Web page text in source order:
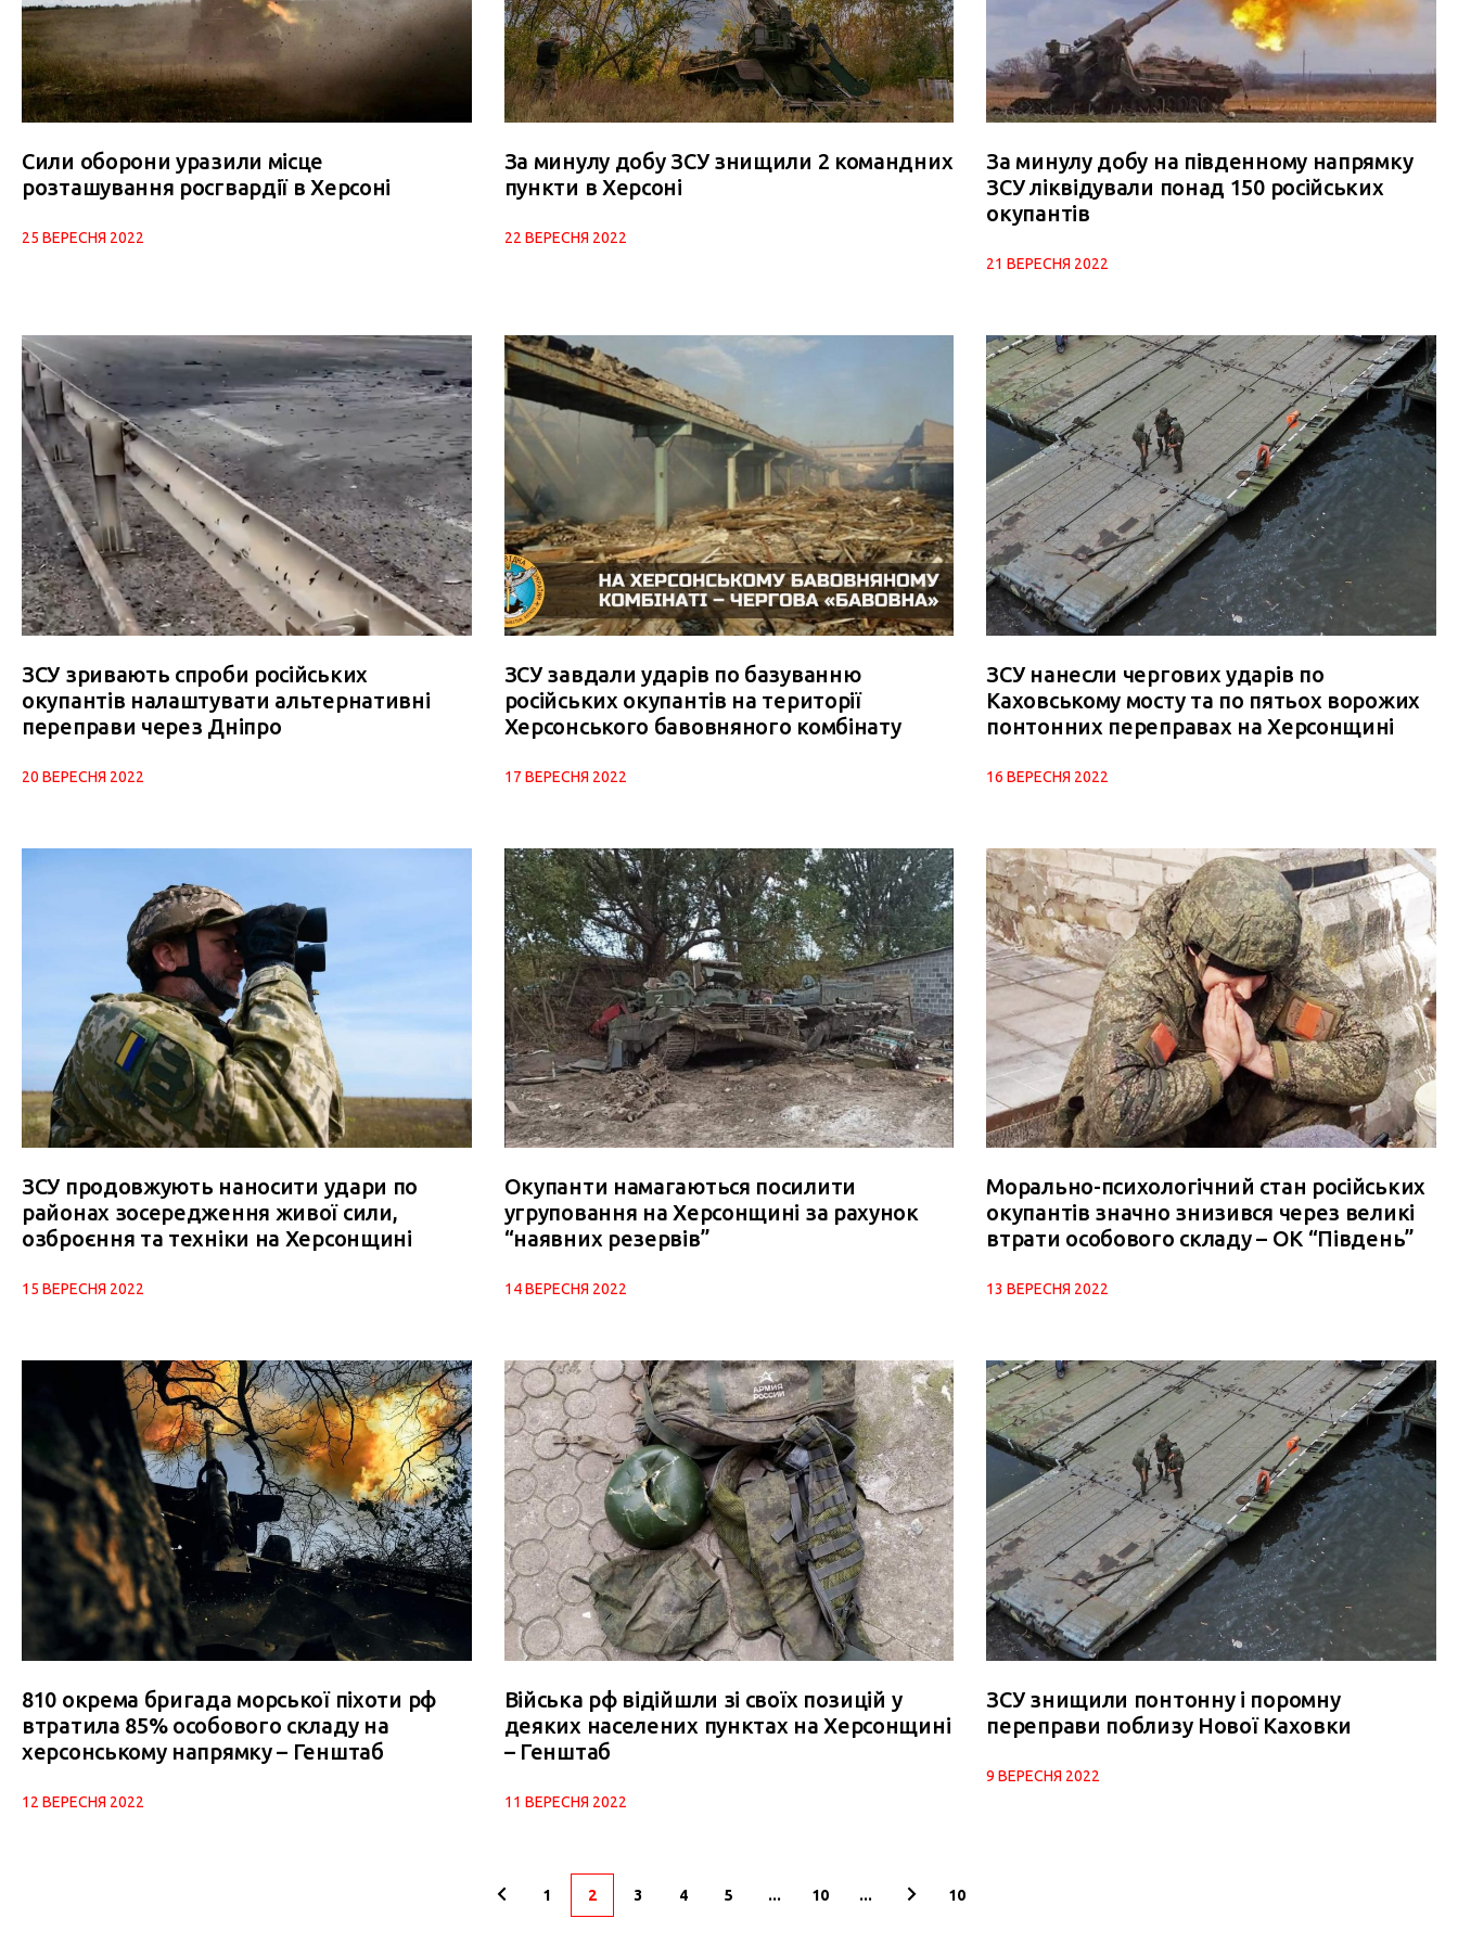
Сили оборони уразили місце
розташування росгвардії в Херсоні
25 ВЕРЕСНЯ 2022
За минулу добу ЗСУ знищили 2 командних
пункти в Херсоні
22 ВЕРЕСНЯ 2022
За минулу добу на південному напрямку
ЗСУ ліквідували понад 150 російських
окупантів
21 ВЕРЕСНЯ 2022
ЗСУ зривають спроби російських
окупантів налаштувати альтернативні
переправи через Дніпро
20 ВЕРЕСНЯ 2022
ЗСУ завдали ударів по базуванню
російських окупантів на території
Херсонського бавовняного комбінату
17 ВЕРЕСНЯ 2022
ЗСУ нанесли чергових ударів по
Каховському мосту та по пятьох ворожих
понтонних переправах на Херсонщині
16 ВЕРЕСНЯ 2022
ЗСУ продовжують наносити удари по
районах зосередження живої сили,
озброєння та техніки на Херсонщині
15 ВЕРЕСНЯ 2022
Окупанти намагаються посилити
угруповання на Херсонщині за рахунок
“наявних резервів”
14 ВЕРЕСНЯ 2022
Морально-психологічний стан російських
окупантів значно знизився через великі
втрати особового складу – ОК “Південь”
13 ВЕРЕСНЯ 2022
810 окрема бригада морської піхоти рф
втратила 85% особового складу на
херсонському напрямку – Генштаб
12 ВЕРЕСНЯ 2022
Війська рф відійшли зі своїх позицій у
деяких населених пунктах на Херсонщині
– Генштаб
11 ВЕРЕСНЯ 2022
ЗСУ знищили понтонну і поромну
переправи поблизу Нової Каховки
9 ВЕРЕСНЯ 2022
1 2 3 4 5 ... 10 ... 10